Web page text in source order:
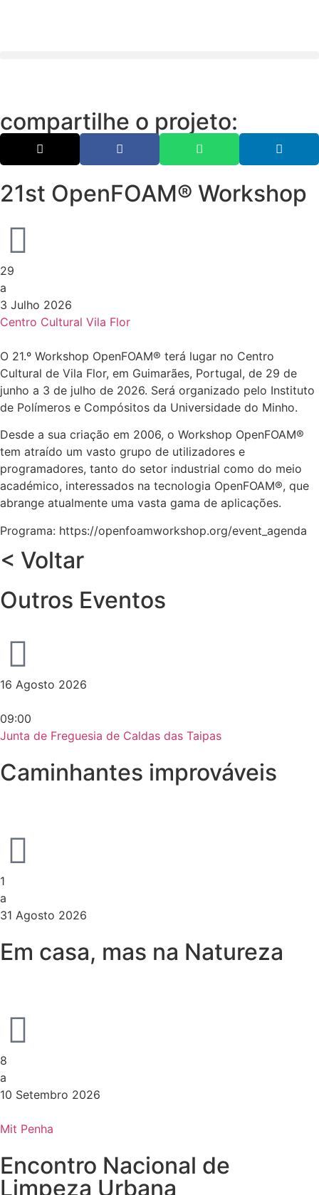
compartilhe o projeto:
21st OpenFOAM® Workshop
29
a
3 Julho 2026
Centro Cultural Vila Flor
O 21.º Workshop OpenFOAM® terá lugar no Centro
Cultural de Vila Flor, em Guimarães, Portugal, de 29 de
junho a 3 de julho de 2026. Será organizado pelo Instituto
de Polímeros e Compósitos da Universidade do Minho.
Desde a sua criação em 2006, o Workshop OpenFOAM®
tem atraído um vasto grupo de utilizadores e
programadores, tanto do setor industrial como do meio
académico, interessados na tecnologia OpenFOAM®, que
abrange atualmente uma vasta gama de aplicações.
Programa: https://openfoamworkshop.org/event_agenda
< Voltar
Outros Eventos
16 Agosto 2026
09:00
Junta de Freguesia de Caldas das Taipas
Caminhantes improváveis
1
a
31 Agosto 2026
Em casa, mas na Natureza
8
a
10 Setembro 2026
Mit Penha
Encontro Nacional de
Limpeza Urbana